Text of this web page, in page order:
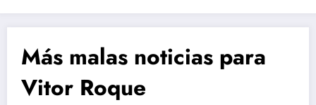
Más malas noticias para
Vitor Roque